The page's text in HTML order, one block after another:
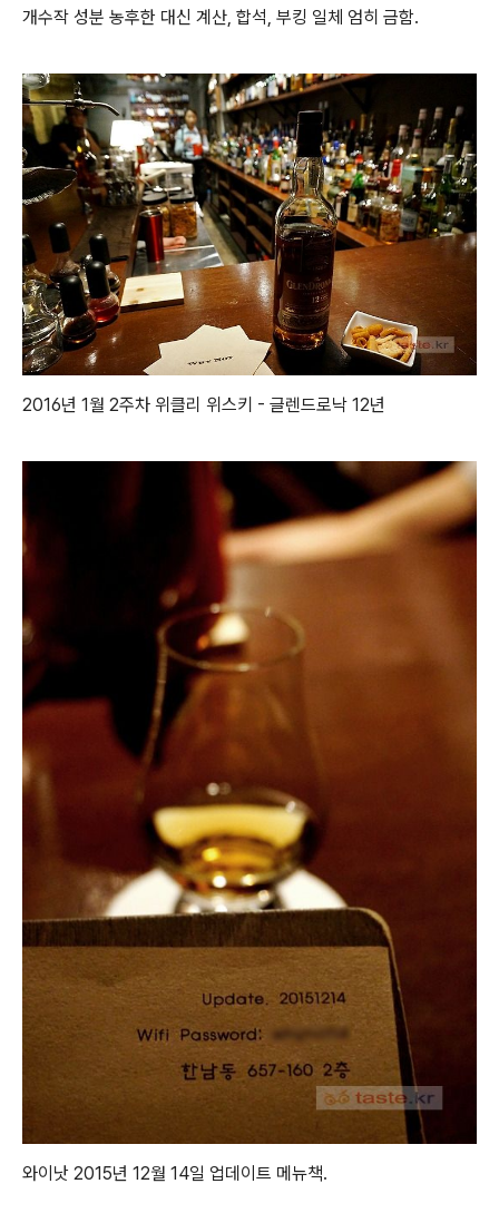
개수작 성분 농후한 대신 계산, 합석, 부킹 일체 엄히 금함.
2016년 1월 2주차 위클리 위스키 - 글렌드로낙 12년
와이낫 2015년 12월 14일 업데이트 메뉴책.